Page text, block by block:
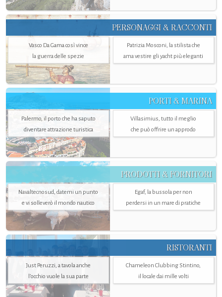
PERSONAGGI & RACCONTI
Vasco Da Gama così vince
la guerra delle spezie
Patrizia Mosconi, la stilista che
ama vestire gli yacht più eleganti
PORTI & MARINA
Palermo, il porto che ha saputo
diventare attrazione turistica
Villasimius, tutto il meglio
che può offrire un approdo
PRODOTTI & FORNITORI
Navaltecnosud, datemi un punto
e vi solleverò il mondo nautico
Egaf, la bussola per non
perdersi in un mare di pratiche
RISTORANTI
Just Peruzzi, a tavola anche
l’occhio vuole la sua parte
Chameleon Clubbing Stintino,
il locale dai mille volti